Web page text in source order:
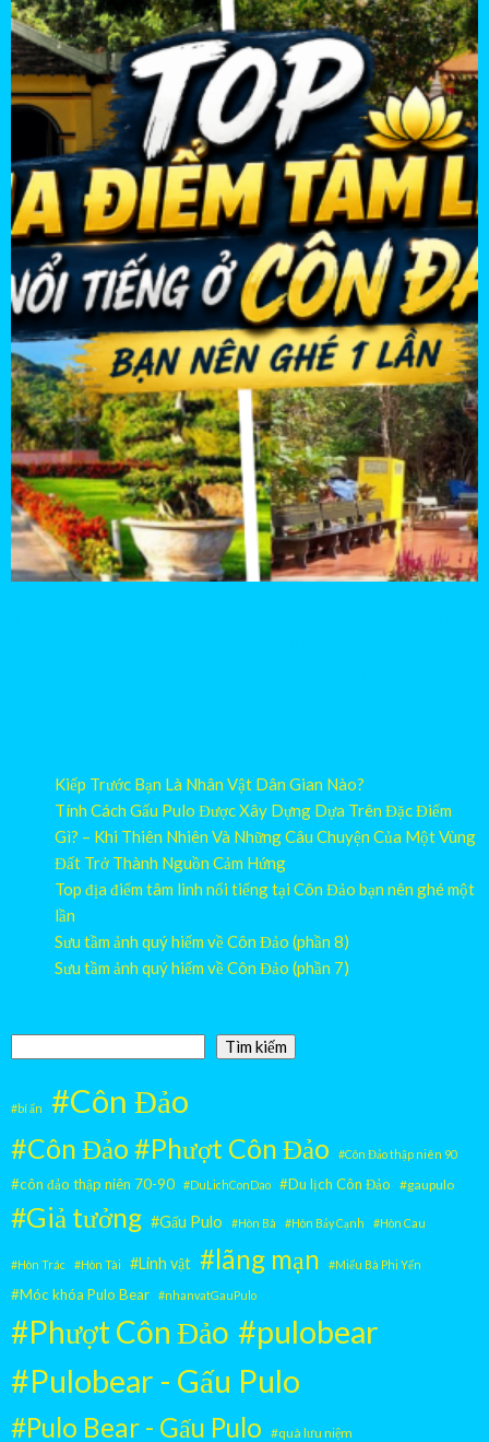
Kiếp Trước Bạn Là Nhân Vật Dân Gian Nào?
Tính Cách Gấu Pulo Được Xây Dựng Dựa Trên Đặc Điểm
Gì? – Khi Thiên Nhiên Và Những Câu Chuyện Của Một Vùng
Đất Trở Thành Nguồn Cảm Hứng
Top địa điểm tâm linh nổi tiếng tại Côn Đảo bạn nên ghé một
lần
Sưu tầm ảnh quý hiếm về Côn Đảo (phần 8)
Sưu tầm ảnh quý hiếm về Côn Đảo (phần 7)
Tìm kiếm
#bí ẩn #Côn Đảo
#Côn Đảo #Phượt Côn Đảo #Côn Đảo thập niên 90
#côn đảo thập niên 70-90 #DuLichConDao #Du lịch Côn Đảo #gaupulo
#Giả tưởng #Gấu Pulo #Hòn Bà #Hòn Bảy Cạnh #Hòn Cau
#Hòn Trác #Hòn Tài #Linh vật #lãng mạn #Miếu Bà Phi Yến
#Móc khóa Pulo Bear #nhanvatGauPulo
#Phượt Côn Đảo #pulobear
#Pulobear - Gấu Pulo
#Pulo Bear - Gấu Pulo #quà lưu niệm